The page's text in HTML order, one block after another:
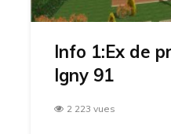
Info 1:Ex de
Igny 91
2 223 vues